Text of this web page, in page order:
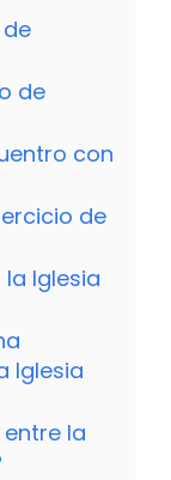
de
con
de
Iglesia
Iglesia
la